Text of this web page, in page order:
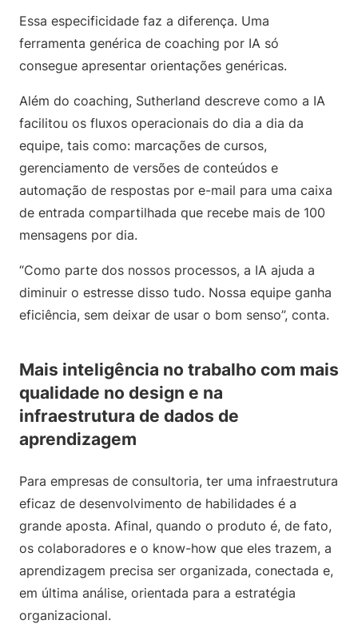
Essa especificidade faz a diferença. Uma
ferramenta genérica de coaching por IA só
consegue apresentar orientações genéricas.
Além do coaching, Sutherland descreve como a IA
facilitou os fluxos operacionais do dia a dia da
equipe, tais como: marcações de cursos,
gerenciamento de versões de conteúdos e
automação de respostas por e-mail para uma caixa
de entrada compartilhada que recebe mais de 100
mensagens por dia.
“Como parte dos nossos processos, a IA ajuda a
diminuir o estresse disso tudo. Nossa equipe ganha
eficiência, sem deixar de usar o bom senso”, conta.
Mais inteligência no trabalho com mais
qualidade no design e na
infraestrutura de dados de
aprendizagem
Para empresas de consultoria, ter uma infraestrutura
eficaz de desenvolvimento de habilidades é a
grande aposta. Afinal, quando o produto é, de fato,
os colaboradores e o know-how que eles trazem, a
aprendizagem precisa ser organizada, conectada e,
em última análise, orientada para a estratégia
organizacional.